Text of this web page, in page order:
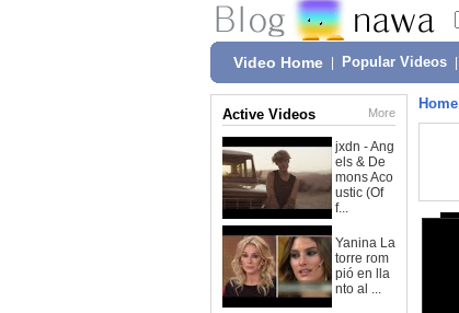
Video Home Popular Videos
Active Videos More
jxdn - Ang
els & De
mons Aco
ustic (Of
f...
Yanina La
torre rom
pió en lla
nto al ...
Home